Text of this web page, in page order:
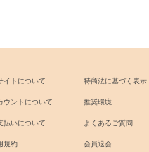
イトについて
ウントについて
払いについて
規約
特商法に基づく表示
推奨環境
よくあるご質問
会員退会